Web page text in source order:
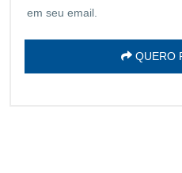
em seu email.
QUERO